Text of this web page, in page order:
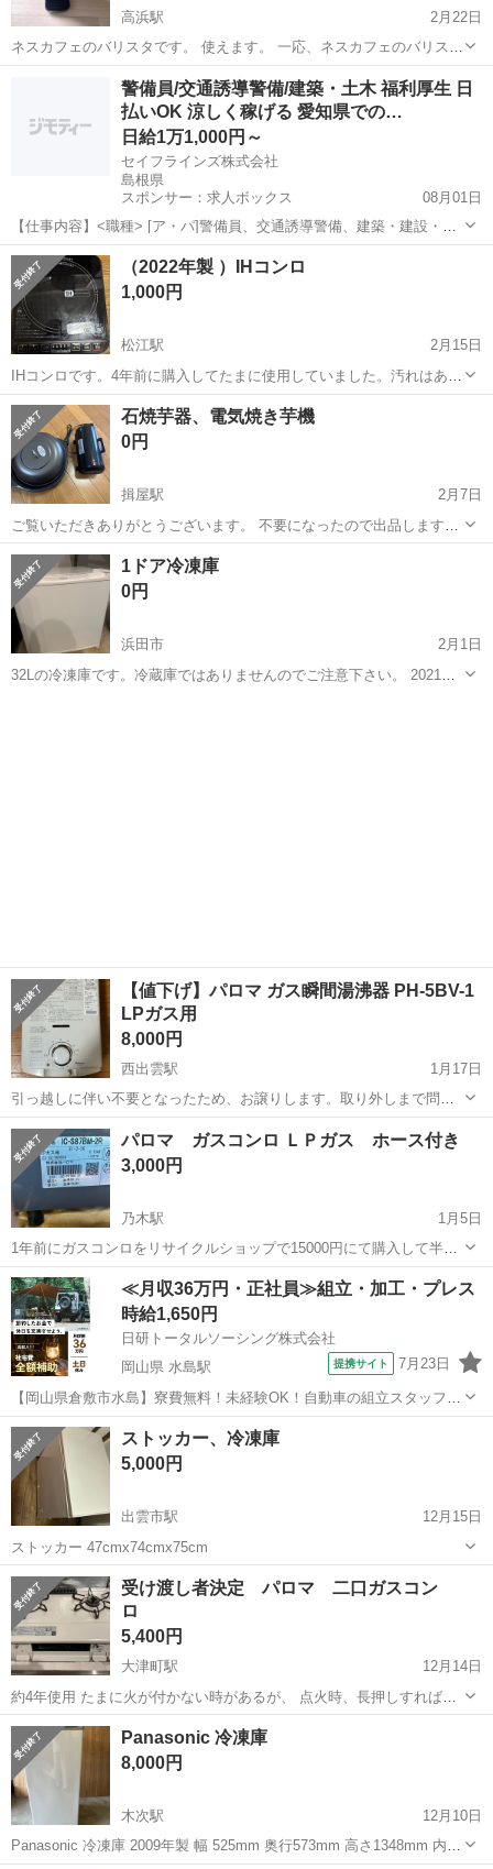
高浜駅
2月22日
ネスカフェのバリスタです。 使えます。 一応、ネスカフェのバリスタ
専用のコーヒーを入れる仕様ですが、 普通に販売している他社のイン
スタントコーヒーも入れれます（バリスタ専用よりは真空でないので
しけりやすいですが） SPM9638
出雲市 高浜駅 キッチン家電 バリスタ
警備員/交通誘導警備/建築・土木 福利厚生 日
払いOK 涼しく稼げる 愛知県での…
日給1万1,000円～
セイフラインズ株式会社
島根県
スポンサー：求人ボックス
08月01日
【仕事内容】<職種> [ア・パ]警備員、交通誘導警備、建築・建設・土
木作業 <雇用形態> アルバイト・パート <給与> [ア・パ]日給11,000円
～ 交通費:全額支給 日払い・週払い可 (希望者・規定あり) 隊員さんの
大多数が...
アルバイト・パート
（2022年製 ）IHコンロ
1,000円
松江駅
2月15日
IHコンロです。4年前に購入してたまに使用していました。汚れはあり
ますが問題なく使えます。
島根 松江市 松江駅 キッチン家電
石焼芋器、電気焼き芋機
0円
揖屋駅
2月7日
ご覧いただきありがとうございます。 不要になったので出品します。
汚れあり。ご理解頂ける方にお譲りします。 お受け取り後の返品は出
来ないのでご了承ください。
島根 松江市 揖屋駅 キッチン家電
1ドア冷凍庫
0円
浜田市
2月1日
32Lの冷凍庫です。冷蔵庫ではありませんのでご注意下さい。 2021年
【値下げ】パロマ ガス瞬間湯沸器 PH-5BV-1
LPガス用
8,000円
西出雲駅
1月17日
引っ越しに伴い不要となったため、お譲りします。取り外しまで問題
なく使用しておりました。 ◆商品詳細 メーカー：パロマ (Paloma) 型
番：PH-5BV-1 ガス種：LPガス（プロパンガス）用 ◆状態につ...
島根 出雲市
パロマ ガスコンロ ＬＰガス ホース付き
3,000円
乃木駅
1月5日
1年前にガスコンロをリサイクルショップで15000円にて購入して半年
使い引越しすることになり保管してましたが不要のため出品しまし
た。 グリルは購入から一度も使用してないためかなり綺麗です！
島根 松江市 乃木駅 キッチン家電 ガスコンロ
≪月収36万円・正社員≫組立・加工・プレス
時給1,650円
日研トータルソーシング株式会社
岡山県 水島駅
提携サイト 7月23日
【岡山県倉敷市水島】寮費無料！未経験OK！自動車の組立スタッフ
《お仕事No.NS0089》 お仕事について 車の組立作業です。専用レール
に乗って流れてくる車の骨組みに、車内外の各部品・ハンドル・足回
り・ドア・シートなどの各...
岡山 倉敷市 水島駅 その他
ストッカー、冷凍庫
5,000円
出雲市駅
12月15日
ストッカー 47cmx74cmx75cm
島根 出雲市 出雲市駅 キッチン家電 ストッカー
受け渡し者決定 パロマ 二口ガスコン
ロ
5,400円
大津町駅
12月14日
約4年使用 たまに火が付かない時があるが、 点火時、長押しすれば問
題なく使用可能。 魚焼きグリル数回のみ使用。 12月20日以降で引き
渡し可能です。
島根 出雲市 キッチン家電
Panasonic 冷凍庫
8,000円
木次駅
12月10日
Panasonic 冷凍庫 2009年製 幅 525mm 奥行573mm 高さ1348mm 内容